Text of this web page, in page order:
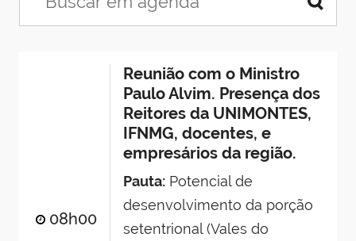
08h00
Reunião com o Ministro
Paulo Alvim. Presença dos
Reitores da UNIMONTES,
IFNMG, docentes, e
empresários da região.
Pauta:Potencial de
desenvolvimento da porção
setentrional (Vales do